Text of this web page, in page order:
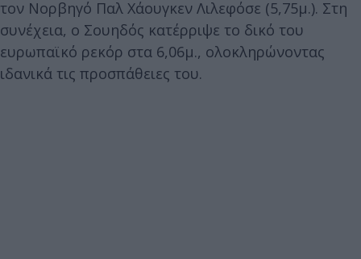
τον Νορβηγό Παλ Χάουγκεν Λιλεφόσε (5,75μ.). Στη
συνέχεια, ο Σουηδός κατέρριψε το δικό του
ευρωπαϊκό ρεκόρ στα 6,06μ., ολοκληρώνοντας
ιδανικά τις προσπάθειες του.